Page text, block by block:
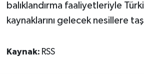
balıklandırma faaliyetleriyle
kaynaklarını gelecek nesillere
Kaynak: RSS